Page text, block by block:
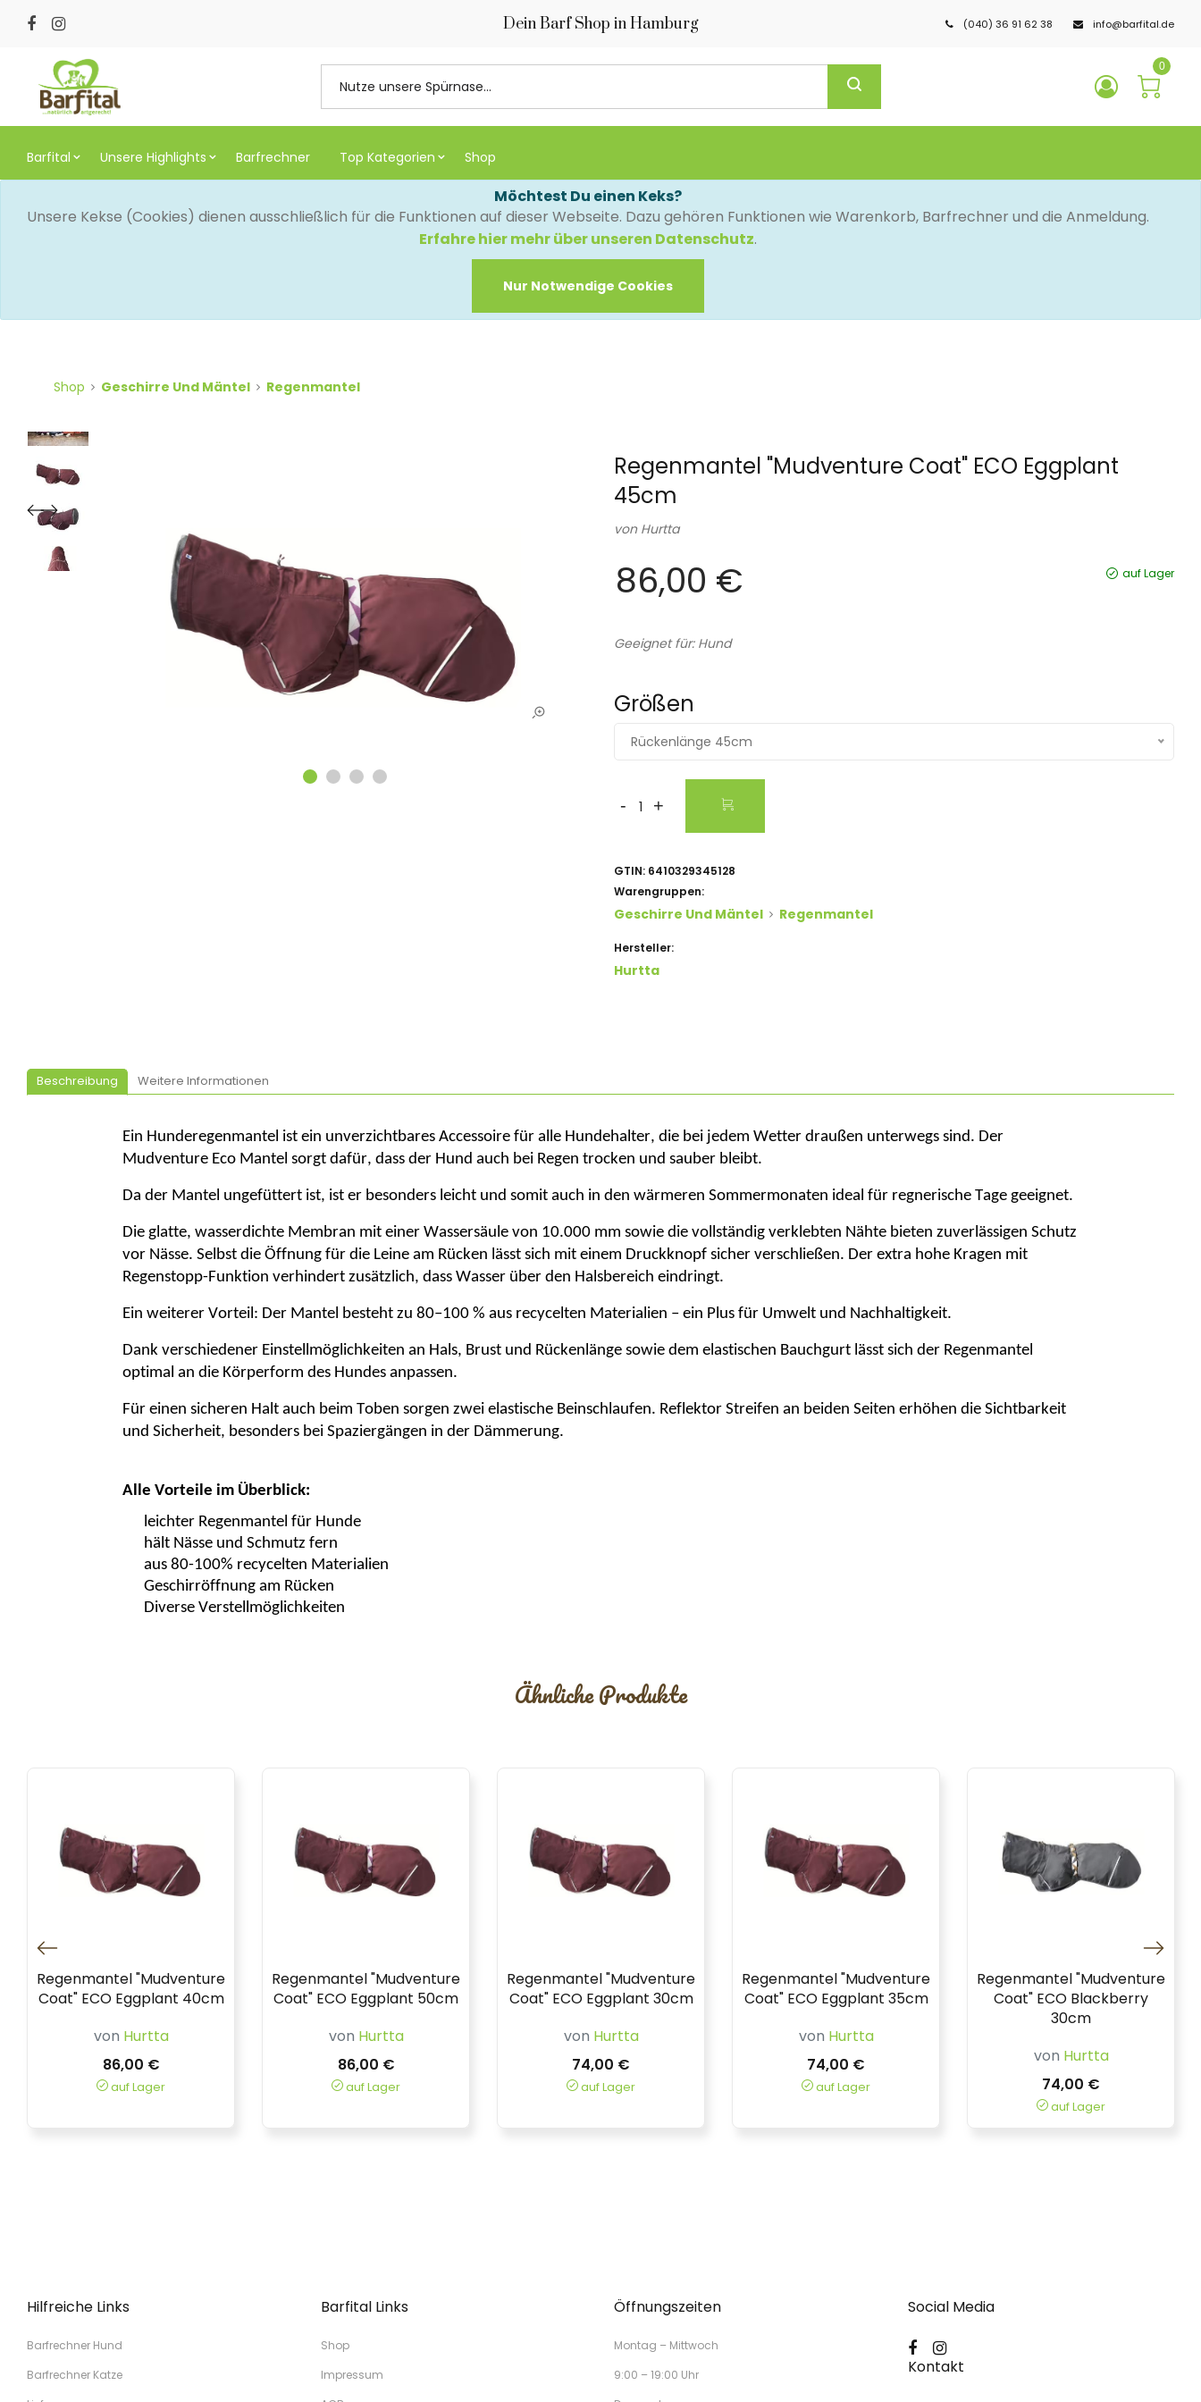
Dein Barf Shop in Hamburg (040) 36 91 62 38 info@barfital.de
0
Barfital Unsere Highlights Barfrechner Top Kategorien Shop
Möchtest Du einen Keks?
Unsere Kekse (Cookies) dienen ausschließlich für die Funktionen auf dieser Webseite. Dazu gehören Funktionen wie Warenkorb, Barfrechner und die Anmeldung.
Erfahre hier mehr über unseren Datenschutz.
Nur Notwendige Cookies
Shop Geschirre Und Mäntel Regenmantel
Regenmantel "Mudventure Coat" ECO Eggplant
45cm
von Hurtta
86,00 € auf Lager
Geeignet für: Hund
Größen
Rückenlänge 45cm
- +
GTIN: 6410329345128
Warengruppen:
Geschirre Und Mäntel Regenmantel
Hersteller:
Hurtta
Beschreibung Weitere Informationen
Ein Hunderegenmantel ist ein unverzichtbares Accessoire für alle Hundehalter, die bei jedem Wetter draußen unterwegs sind. Der
Mudventure Eco Mantel sorgt dafür, dass der Hund auch bei Regen trocken und sauber bleibt.
Da der Mantel ungefüttert ist, ist er besonders leicht und somit auch in den wärmeren Sommermonaten ideal für regnerische Tage geeignet.
Die glatte, wasserdichte Membran mit einer Wassersäule von 10.000 mm sowie die vollständig verklebten Nähte bieten zuverlässigen Schutz
vor Nässe. Selbst die Öffnung für die Leine am Rücken lässt sich mit einem Druckknopf sicher verschließen. Der extra hohe Kragen mit
Regenstopp-Funktion verhindert zusätzlich, dass Wasser über den Halsbereich eindringt.
Ein weiterer Vorteil: Der Mantel besteht zu 80–100 % aus recycelten Materialien – ein Plus für Umwelt und Nachhaltigkeit.
Dank verschiedener Einstellmöglichkeiten an Hals, Brust und Rückenlänge sowie dem elastischen Bauchgurt lässt sich der Regenmantel
optimal an die Körperform des Hundes anpassen.
Für einen sicheren Halt auch beim Toben sorgen zwei elastische Beinschlaufen. Reflektor Streifen an beiden Seiten erhöhen die Sichtbarkeit
und Sicherheit, besonders bei Spaziergängen in der Dämmerung.
Alle Vorteile im Überblick:
leichter Regenmantel für Hunde
hält Nässe und Schmutz fern
aus 80-100% recycelten Materialien
Geschirröffnung am Rücken
Diverse Verstellmöglichkeiten
Ähnliche Produkte
Regenmantel "Mudventure
Coat" ECO Eggplant 40cm
von Hurtta
86,00 €
auf Lager
Regenmantel "Mudventure
Coat" ECO Eggplant 50cm
von Hurtta
86,00 €
auf Lager
Regenmantel "Mudventure
Coat" ECO Eggplant 30cm
von Hurtta
74,00 €
auf Lager
Regenmantel "Mudventure
Coat" ECO Eggplant 35cm
von Hurtta
74,00 €
auf Lager
Regenmantel "Mudventure
Coat" ECO Blackberry
30cm
von Hurtta
74,00 €
auf Lager
Hilfreiche Links
Barfrechner Hund
Barfrechner Katze
Barfital Links
Shop
Impressum
Öffnungszeiten
Montag – Mittwoch
9:00 – 19:00 Uhr
Social Media
Kontakt